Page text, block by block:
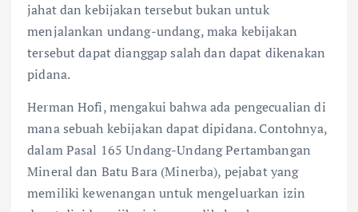
jahat dan kebijakan tersebut bukan untuk
menjalankan undang-undang, maka kebijakan
tersebut dapat dianggap salah dan dapat dikenakan
pidana.
Herman Hofi, mengakui bahwa ada pengecualian di
mana sebuah kebijakan dapat dipidana. Contohnya,
dalam Pasal 165 Undang-Undang Pertambangan
Mineral dan Batu Bara (Minerba), pejabat yang
memiliki kewenangan untuk mengeluarkan izin